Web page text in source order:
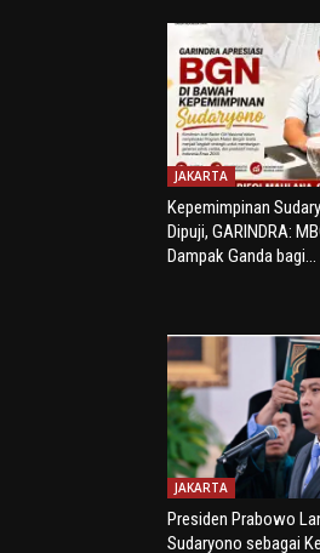
JAKARTA
Kepemimpinan
Dipuji, GARINDRA:
Dampak Ganda bagi...
JAKARTA
Presiden Prabowo
Sudaryono sebagai